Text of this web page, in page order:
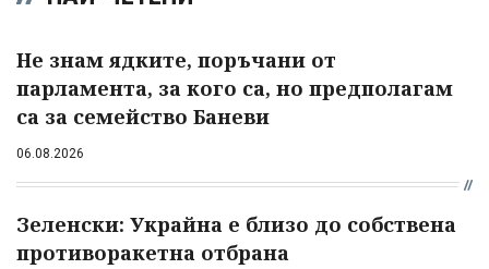
Не знам ядките, поръчани от
парламента, за кого са, но предполагам
са за семейство Баневи
06.08.2026
Зеленски: Украйна е близо до собствена
противоракетна отбрана